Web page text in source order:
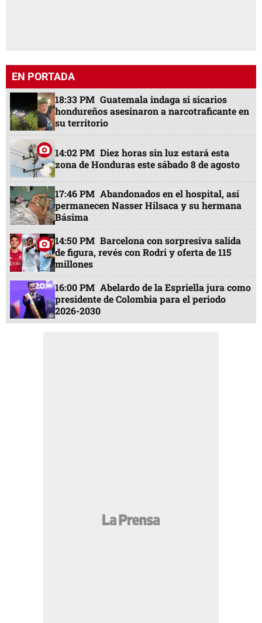
EN PORTADA
18:33 PM Guatemala indaga si sicarios
hondureños asesinaron a narcotraficante en
su territorio
14:02 PM Diez horas sin luz estará esta
zona de Honduras este sábado 8 de agosto
17:46 PM Abandonados en el hospital, así
permanecen Nasser Hilsaca y su hermana
Básima
14:50 PM Barcelona con sorpresiva salida
de figura, revés con Rodri y oferta de 115
millones
16:00 PM Abelardo de la Espriella jura como
presidente de Colombia para el periodo
2026-2030